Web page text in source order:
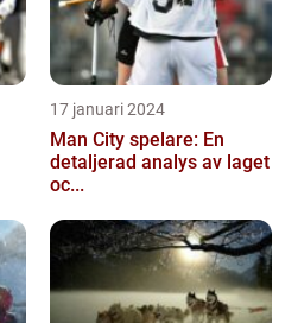
17 januari 2024
Man City spelare: En
detaljerad analys av laget
oc...